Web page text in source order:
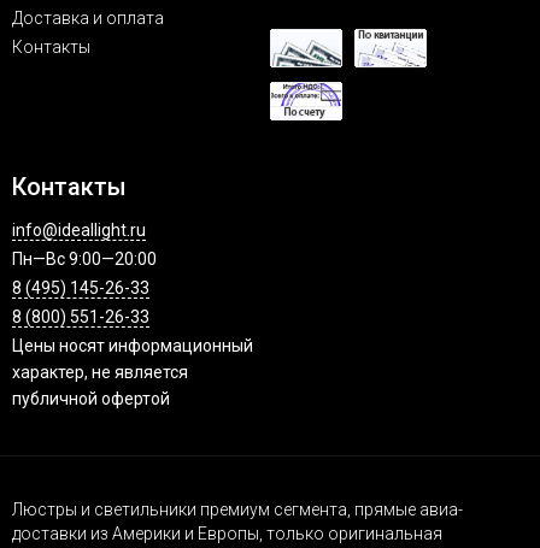
Доставка и оплата
Контакты
Контакты
info@ideallight.ru
Пн—Вс 9:00—20:00
8 (495) 145-26-33
8 (800) 551-26-33
Цены носят информационный
характер, не является
публичной офертой
Люстры и светильники премиум сегмента, прямые авиа-
доставки из Америки и Европы, только оригинальная